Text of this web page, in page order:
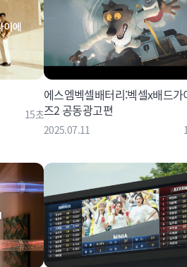
15초
에스엠벡셀배터리:벡셀x배드가
즈2 공동광고편
2025.07.11